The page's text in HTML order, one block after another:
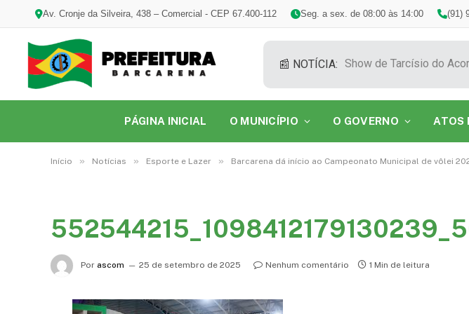
Av. Cronje da Silveira, 438 – Comercial - CEP 67.400-112 Seg. a sex. de 08:00 às 14:00 (91)
📰 NOTÍCIA:
PÁGINA INICIAL O MUNICÍPIO O GOVERNO ATOS
Início » Notícias » Esporte e Lazer » Barcarena dá início ao Campeonato Municipal de vôlei
Por ascom 25 de setembro de 2025 Nenhum comentário 1 Min de leitura